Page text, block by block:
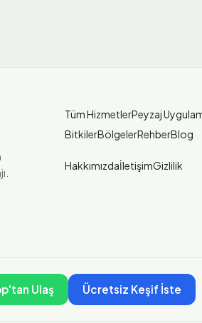
Tüm HizmetlerPeyzaj
BitkilerBölgelerRehberBlog
HakkımızdaİletişimGizlilik
Ulaş Ücretsiz Keşif İste